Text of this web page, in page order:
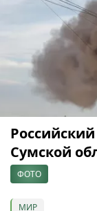
Сумской
ФОТО
МИР